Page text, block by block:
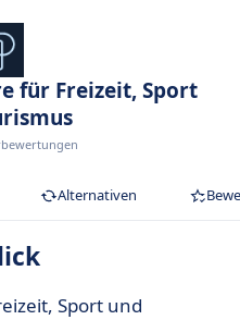
für Freizeit, Sport
Alternativen
Sport und